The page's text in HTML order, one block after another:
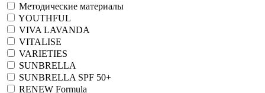
Методические материалы
YOUTHFUL
VIVA LAVANDA
VITALISE
VARIETIES
SUNBRELLA
SUNBRELLA SPF 50+
RENEW Formula